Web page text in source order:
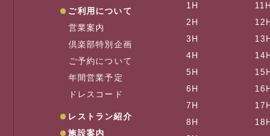
お
会員ページ
ご利用について
営業案内
倶楽部特別企画
ご予約について
年間営業予定
ドレスコード
レストラン紹介
施設案内
1H
2H
3H
4H
5H
6H
7H
8H
11H
12H
13H
14H
15H
16H
17H
18H